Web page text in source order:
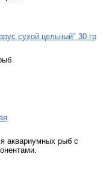
сухой цельный" 30 гр
аквариумных рыб с